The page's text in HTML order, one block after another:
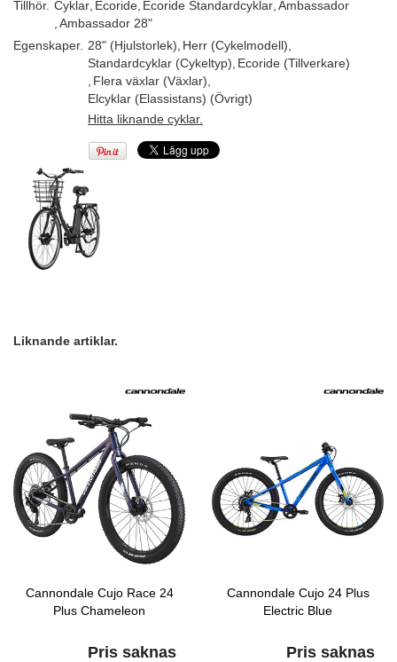
Tillhör. Cyklar Ecoride Ecoride Standardcyklar Ambassador
Ambassador 28"
Egenskaper. 28" (Hjulstorlek) Herr (Cykelmodell)
Standardcyklar (Cykeltyp) Ecoride (Tillverkare)
Flera växlar (Växlar)
Elcyklar (Elassistans) (Övrigt)
Hitta liknande cyklar.
Liknande artiklar.
Cannondale Cujo Race 24
Plus Chameleon
Pris saknas
Cannondale Cujo 24 Plus
Electric Blue
Pris saknas